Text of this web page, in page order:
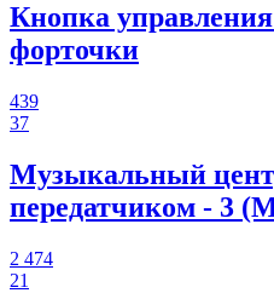
Кнопка
форточки
439
37
Музыкальный
передатчиком - 3
2 474
21